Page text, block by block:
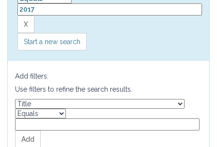
Start a new search
Add filters:
Use filters to refine the search results.